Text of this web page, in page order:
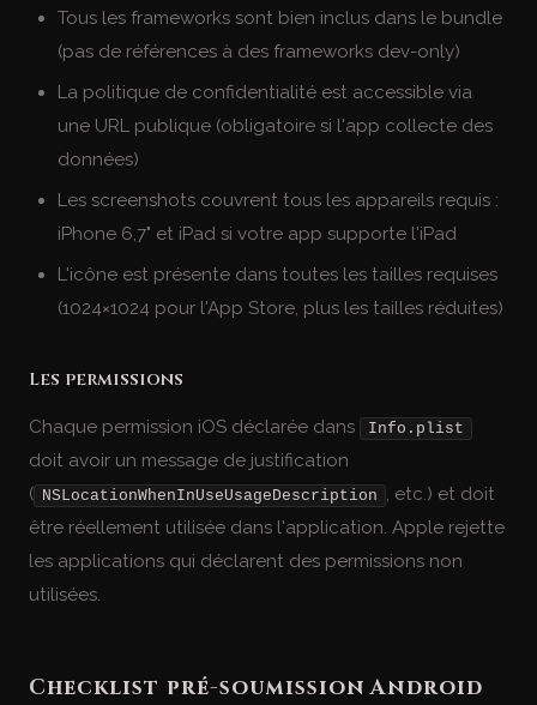
Tous les frameworks sont bien inclus dans le bundle
(pas de références à des frameworks dev-only)
La politique de confidentialité est accessible via
une URL publique (obligatoire si l'app collecte des
données)
Les screenshots couvrent tous les appareils requis :
iPhone 6,7" et iPad si votre app supporte l'iPad
L'icône est présente dans toutes les tailles requises
(1024×1024 pour l'App Store, plus les tailles réduites)
Les permissions
Chaque permission iOS déclarée dans Info.plist
doit avoir un message de justification
( NSLocationWhenInUseUsageDescription , etc.) et doit
être réellement utilisée dans l'application. Apple rejette
les applications qui déclarent des permissions non
utilisées.
Checklist pré-soumission Android